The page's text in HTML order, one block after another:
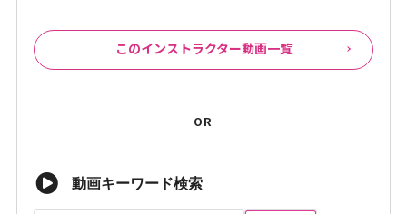
このインストラクター動画一覧
OR
動画キーワード検索